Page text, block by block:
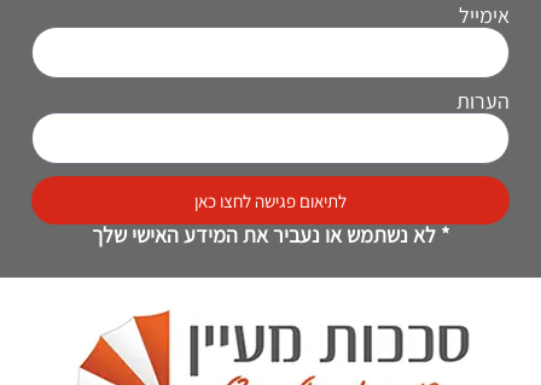
אימייל
הערות
לתיאום פגישה לחצו כאן
* לא נשתמש או נעביר את המידע האישי שלך